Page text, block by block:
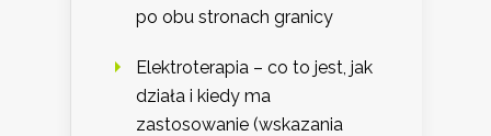
po obu stronach granicy
Elektroterapia – co to jest, jak
działa i kiedy ma
zastosowanie (wskazania